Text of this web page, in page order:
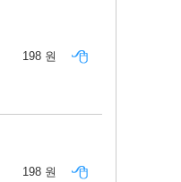
198 원
198 원